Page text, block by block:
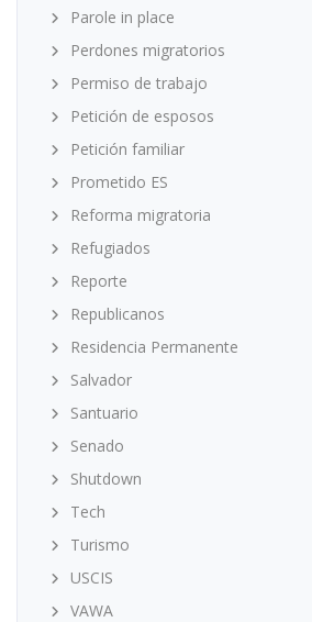
Parole in place
Perdones migratorios
Permiso de trabajo
Petición de esposos
Petición familiar
Prometido ES
Reforma migratoria
Refugiados
Reporte
Republicanos
Residencia Permanente
Salvador
Santuario
Senado
Shutdown
Tech
Turismo
USCIS
VAWA